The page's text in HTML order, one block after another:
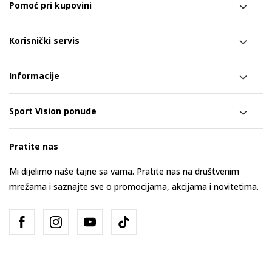
Pomoć pri kupovini
Korisnički servis
Informacije
Sport Vision ponude
Pratite nas
Mi dijelimo naše tajne sa vama. Pratite nas na društvenim
mrežama i saznajte sve o promocijama, akcijama i novitetima.